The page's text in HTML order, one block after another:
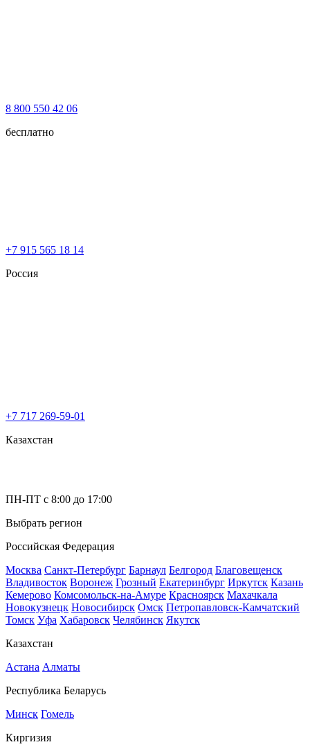
8 800 550 42 06
бесплатно
+7 915 565 18 14
Россия
+7 717 269-59-01
Казахстан
ПН-ПТ с 8:00 до 17:00
Выбрать регион
Российская Федерация
Москва Санкт-Петербург Барнаул Белгород Благовещенск
Владивосток Воронеж Грозный Екатеринбург Иркутск Казань
Кемерово Комсомольск-на-Амуре Красноярск Махачкала
Новокузнецк Новосибирск Омск Петропавловск-Камчатский
Томск Уфа Хабаровск Челябинск Якутск
Казахстан
Астана Алматы
Республика Беларусь
Минск Гомель
Киргизия